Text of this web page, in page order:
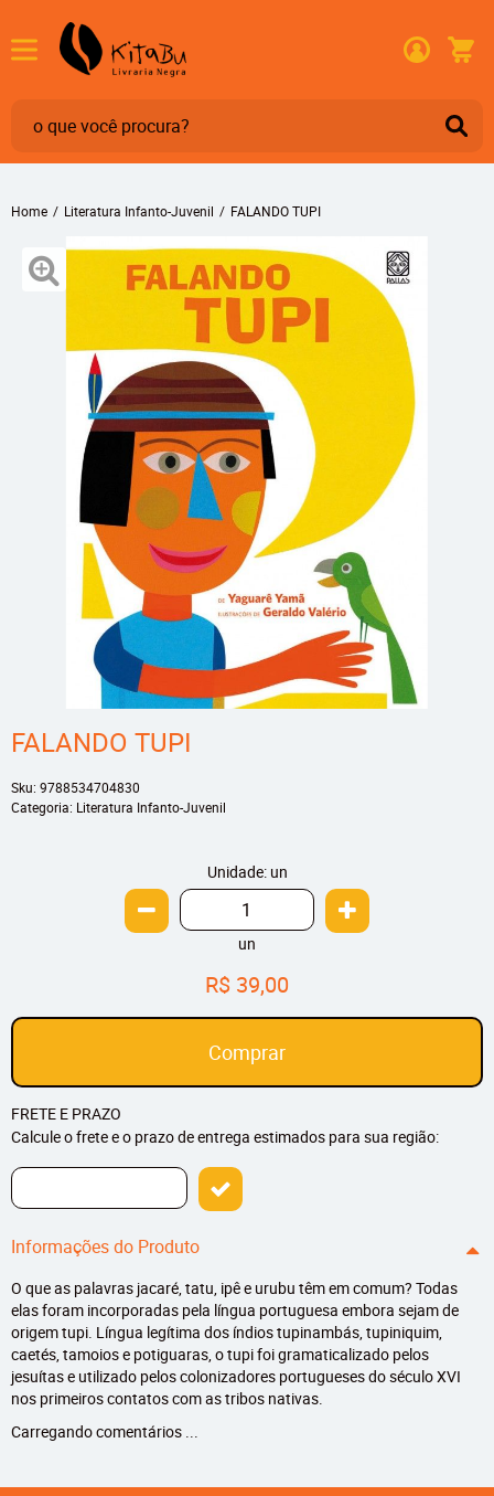
Home Literatura Infanto-Juvenil FALANDO TUPI
FALANDO TUPI
Sku: 9788534704830
Categoria: Literatura Infanto-Juvenil
Unidade: un
un
R$ 39,00
Comprar
FRETE E PRAZO
Calcule o frete e o prazo de entrega estimados para sua região:
Informações do Produto
O que as palavras jacaré, tatu, ipê e urubu têm em comum? Todas
elas foram incorporadas pela língua portuguesa embora sejam de
origem tupi. Língua legítima dos índios tupinambás, tupiniquim,
caetés, tamoios e potiguaras, o tupi foi gramaticalizado pelos
jesuítas e utilizado pelos colonizadores portugueses do século XVI
nos primeiros contatos com as tribos nativas.
Carregando comentários ...